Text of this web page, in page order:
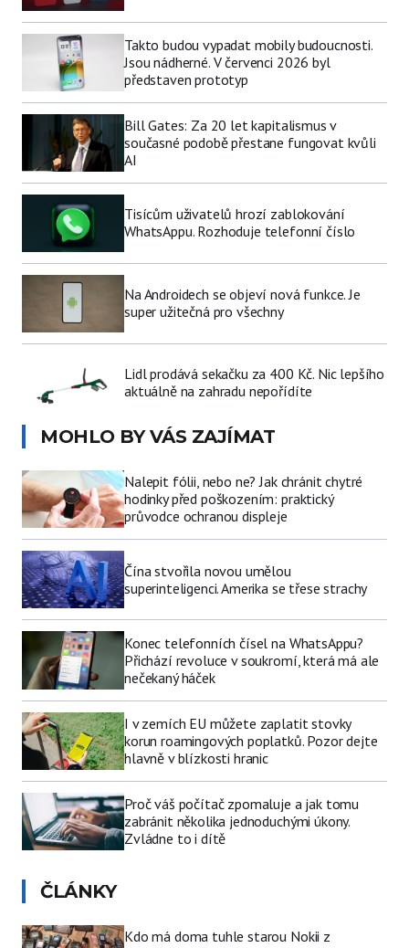
Takto budou vypadat mobily budoucnosti.
Jsou nádherné. V červenci 2026 byl
představen prototyp
Bill Gates: Za 20 let kapitalismus v
současné podobě přestane fungovat kvůli
AI
Tisícům uživatelů hrozí zablokování
WhatsAppu. Rozhoduje telefonní číslo
Na Androidech se objeví nová funkce. Je
super užitečná pro všechny
Lidl prodává sekačku za 400 Kč. Nic lepšího
aktuálně na zahradu nepořídíte
MOHLO BY VÁS ZAJÍMAT
Nalepit fólii, nebo ne? Jak chránit chytré
hodinky před poškozením: praktický
průvodce ochranou displeje
Čína stvořila novou umělou
superinteligenci. Amerika se třese strachy
Konec telefonních čísel na WhatsAppu?
Přichází revoluce v soukromí, která má ale
nečekaný háček
I v zemích EU můžete zaplatit stovky
korun roamingových poplatků. Pozor dejte
hlavně v blízkosti hranic
Proč váš počítač zpomaluje a jak tomu
zabránit několika jednoduchými úkony.
Zvládne to i dítě
ČLÁNKY
Kdo má doma tuhle starou Nokii z